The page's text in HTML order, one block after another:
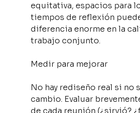
equitativa, espacios para
tiempos de reflexión
diferencia enorme en la
trabajo conjunto.
Medir para mejorar
No hay rediseño real si no
cambio. Evaluar
de cada reunión (¿sirvió?